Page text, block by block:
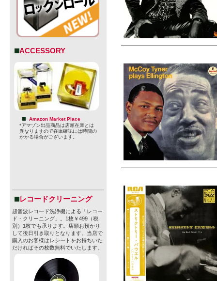
ACCESSORY
Amazon Market Place
*アマゾン出品商品は店頭在庫とは
異なりますので在庫確認には時間の
かかる場合がございます。
レコードクリーニング
超音波レコード洗浄機による「レコー
ド・クリーニング」。1枚￥499（税
別）1枚でも承ります。店頭お預かり
して後日引き取りとなります。当店で
購入のお客様はレシートをお持ちいた
だければその枚数無料でいたします。